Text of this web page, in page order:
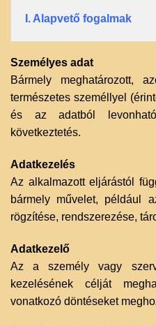
I. Alapvető fogalmak
Személyes adat
Bármely meghatározott,
természetes személlyel
és az adatból
következtetés.
Adatkezelés
Az alkalmazott eljárástól
bármely művelet, például
rögzítése, rendszerezése,
Adatkezelő
Az a személy vagy
kezelésének célját
vonatkozó döntéseket